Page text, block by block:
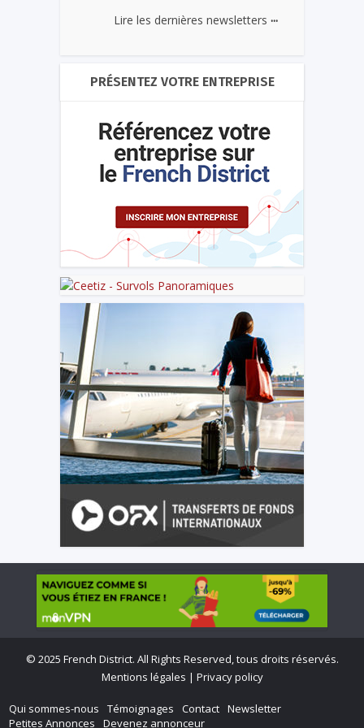
Lire les dernières newsletters ...
PRÉSENTEZ VOTRE ENTREPRISE
© 2025 French District. All Rights Reserved, tous droits réservés.
Mentions légales | Privacy policy
Qui sommes-nous Témoignages Contact Newsletter
Petites Annonces
Devenez annonceur